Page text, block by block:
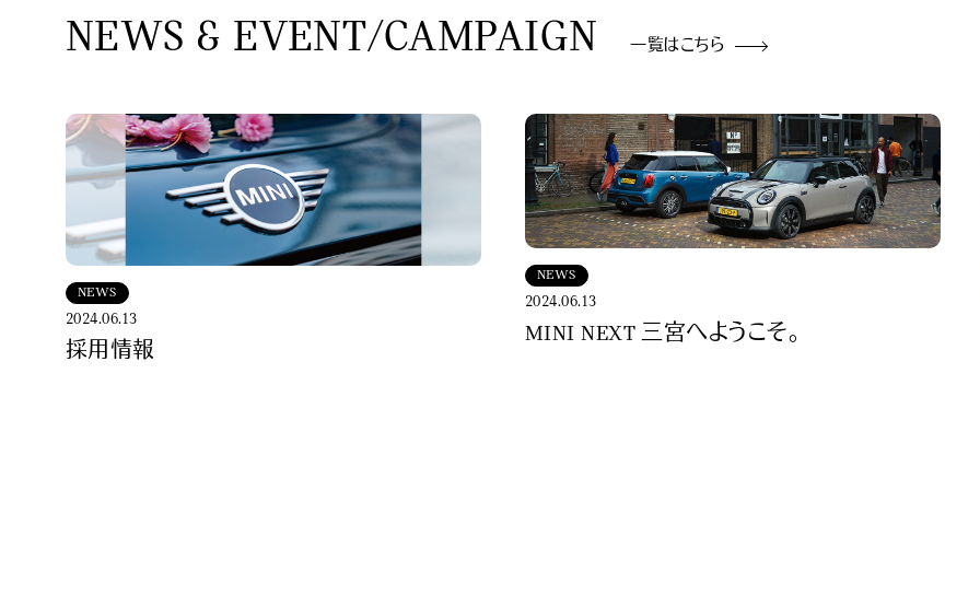
NEWS & EVENT/CAMPAIGN 一覧はこちら
NEWS
2024.06.13
採用情報
NEWS
2024.06.13
MINI NEXT 三宮へようこそ。